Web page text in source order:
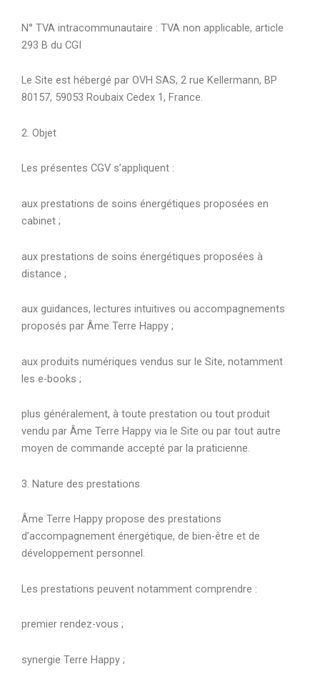
N° TVA intracommunautaire : TVA non applicable, article
293 B du CGI
Le Site est hébergé par OVH SAS, 2 rue Kellermann, BP
80157, 59053 Roubaix Cedex 1, France.
2. Objet
Les présentes CGV s’appliquent :
aux prestations de soins énergétiques proposées en
cabinet ;
aux prestations de soins énergétiques proposées à
distance ;
aux guidances, lectures intuitives ou accompagnements
proposés par Âme Terre Happy ;
aux produits numériques vendus sur le Site, notamment
les e-books ;
plus généralement, à toute prestation ou tout produit
vendu par Âme Terre Happy via le Site ou par tout autre
moyen de commande accepté par la praticienne.
3. Nature des prestations
Âme Terre Happy propose des prestations
d’accompagnement énergétique, de bien-être et de
développement personnel.
Les prestations peuvent notamment comprendre :
premier rendez-vous ;
synergie Terre Happy ;